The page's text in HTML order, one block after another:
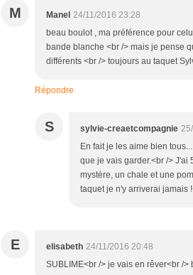
M Manel 24/11/2016 23:28
beau boulot , ma préférence pour
bande blanche <br /> mais je pense
différents <br /> toujours au taquet
Répondre
S sylvie-creaetcompagnie
En fait je les aime bien
que je vais garder.<br /> J'ai
mystère, un chale et une
taquet je n'y arriverai jamais
E elisabeth 24/11/2016 20:48
SUBLIME<br /> je vais en rêver<br /